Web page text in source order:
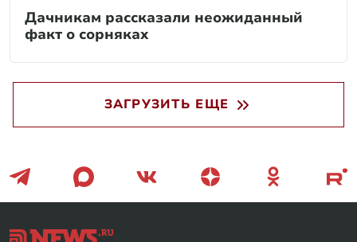
Дачникам рассказали неожиданный
факт о сорняках
ЗАГРУЗИТЬ ЕЩЕ